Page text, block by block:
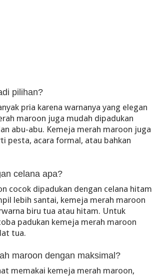
pilihan?
pria karena warnanya yang elegan
maroon juga mudah dipadukan
abu-abu. Kemeja merah maroon juga
pesta, acara formal, atau bahkan
celana apa?
cocok dipadukan dengan celana hitam
lebih santai, kemeja merah maroon
biru tua atau hitam. Untuk
padukan kemeja merah maroon
tua.
maroon dengan maksimal?
memakai kemeja merah maroon,